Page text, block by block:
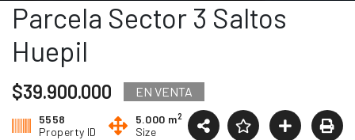
Parcela Sector 3 Saltos
Huepil
$39.900.000 EN VENTA
5558
Property ID
5.000 m2
Size